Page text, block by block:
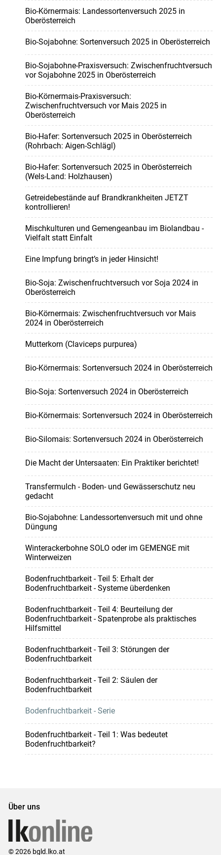
Bio-Körnermais: Landessortenversuch 2025 in
Oberösterreich
Bio-Sojabohne: Sortenversuch 2025 in Oberösterreich
Bio-Sojabohne-Praxisversuch: Zwischenfruchtversuch
vor Sojabohne 2025 in Oberösterreich
Bio-Körnermais-Praxisversuch:
Zwischenfruchtversuch vor Mais 2025 in
Oberösterreich
Bio-Hafer: Sortenversuch 2025 in Oberösterreich
(Rohrbach: Aigen-Schlägl)
Bio-Hafer: Sortenversuch 2025 in Oberösterreich
(Wels-Land: Holzhausen)
Getreidebestände auf Brandkrankheiten JETZT
kontrollieren!
Mischkulturen und Gemengeanbau im Biolandbau -
Vielfalt statt Einfalt
Eine Impfung bringt’s in jeder Hinsicht!
Bio-Soja: Zwischenfruchtversuch vor Soja 2024 in
Oberösterreich
Bio-Körnermais: Zwischenfruchtversuch vor Mais
2024 in Oberösterreich
Mutterkorn (Claviceps purpurea)
Bio-Körnermais: Sortenversuch 2024 in Oberösterreich
Bio-Soja: Sortenversuch 2024 in Oberösterreich
Bio-Körnermais: Sortenversuch 2024 in Oberösterreich
Bio-Silomais: Sortenversuch 2024 in Oberösterreich
Die Macht der Untersaaten: Ein Praktiker berichtet!
Transfermulch - Boden- und Gewässerschutz neu
gedacht
Bio-Sojabohne: Landessortenversuch mit und ohne
Düngung
Winterackerbohne SOLO oder im GEMENGE mit
Winterweizen
Bodenfruchtbarkeit - Teil 5: Erhalt der
Bodenfruchtbarkeit - Systeme überdenken
Bodenfruchtbarkeit - Teil 4: Beurteilung der
Bodenfruchtbarkeit - Spatenprobe als praktisches
Hilfsmittel
Bodenfruchtbarkeit - Teil 3: Störungen der
Bodenfruchtbarkeit
Bodenfruchtbarkeit - Teil 2: Säulen der
Bodenfruchtbarkeit
Bodenfruchtbarkeit - Serie
Bodenfruchtbarkeit - Teil 1: Was bedeutet
Bodenfruchtbarkeit?
Über uns
© 2026 bgld.lko.at